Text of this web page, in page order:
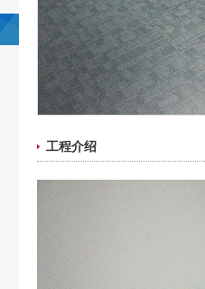
工程介绍